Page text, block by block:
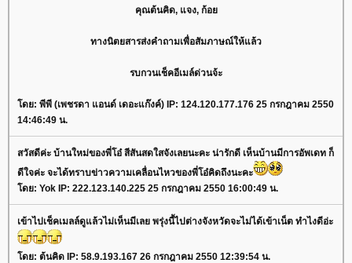
คุณต้นคิด, แจง, ก้อ
ทางนิตยสารส่งคำถามเพื่อสัมภาษณ์ให้แล้ว
รบกวนเช็คอีเมล์ด่วนจ้ะ
ดย: พีพี (เพชรดา แอนด์ เดอะแก๊งค์) IP: 124.120.177.176 25 กรกฎาคม 2550
14:46:49 น.
สวัสดีค่ะ บ้านใหม่ของพี่โอ๋ สีสันสดใสจังเลยนะคะ น่ารักดี เห็นบ้านมีการอัพเดท ก็
ดีใจค่ะ จะได้ทราบข่าวความเคลื่อนไหวของพี่โอ๋คิดถึงนะคะ
ดย: Yok IP: 222.123.140.225 25 กรกฎาคม 2550 16:00:49 น.
เข้าไปเช็คเมลล์ดูแล้วไม่เห็นมีเลย พรุ่งนี้ไปต่างจังหวัดจะไม่ได้เข้าเน็ต ทำไงดีอ่ะ
ดย: ต้นคิด IP: 58.9.193.167 26 กรกฎาคม 2550 12:39:54 น.